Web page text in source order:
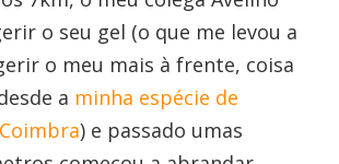
o seu gel (o que me levou a
o meu mais à frente, coisa
a minha espécie de
) e passado umas